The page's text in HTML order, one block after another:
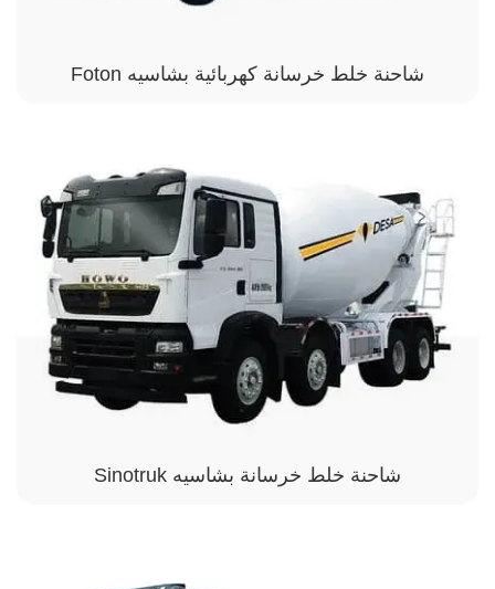
شاحنة خلط خرسانة كهربائية بشاسيه Foton
شاحنة خلط خرسانة بشاسيه Sinotruk